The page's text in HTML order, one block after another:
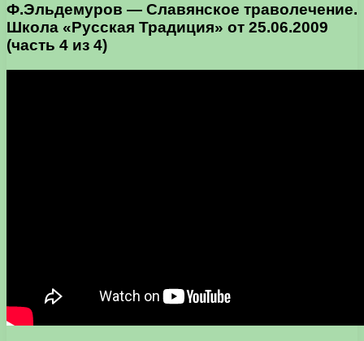
Ф.Эльдемуров — Славянское траволечение.
Школа «Русская Традиция» от 25.06.2009
(часть 4 из 4)